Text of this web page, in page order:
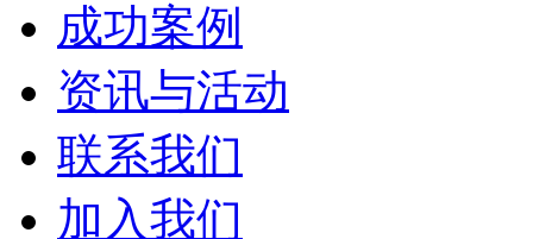
成功案例
资讯与活动
联系我们
加入我们